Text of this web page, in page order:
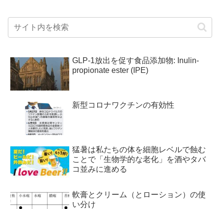
GLP-1放出を促す食品添加物: Inulin-
propionate ester (IPE)
新型コロナワクチンの有効性
猛暑は私たちの体を細胞レベルで蝕む
ことで「生物学的な老化」を酒やタバ
コ並みに進める
軟膏とクリーム（とローション）の使
い分け